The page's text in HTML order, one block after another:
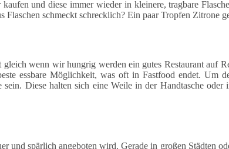
und diese immer wieder in kleinere, tragbare
schmeckt schrecklich? Ein paar Tropfen Zitrone
wenn wir hungrig werden ein gutes Restaurant auf
essbare Möglichkeit, was oft in Fastfood endet. Um
Diese halten sich eine Weile in der Handtasche
und spärlich angeboten wird. Gerade in großen